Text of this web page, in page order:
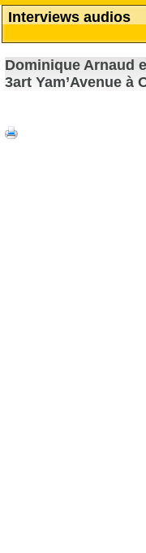
Interviews audios
Dominique Arnaud
3art Yam’Avenue à